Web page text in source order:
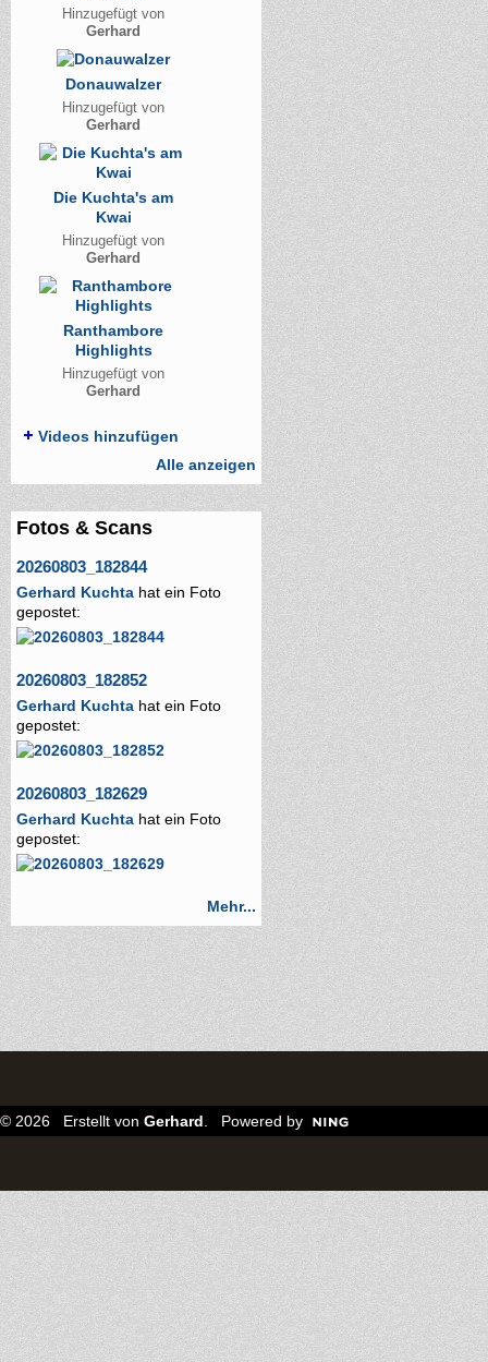
Hinzugefügt von
Gerhard
Donauwalzer
Hinzugefügt von
Gerhard
Die Kuchta's am
Kwai
Hinzugefügt von
Gerhard
Ranthambore
Highlights
Hinzugefügt von
Gerhard
Videos hinzufügen
Alle anzeigen
Fotos & Scans
20260803_182844
Gerhard Kuchta hat ein Foto
gepostet:
20260803_182852
Gerhard Kuchta hat ein Foto
gepostet:
20260803_182629
Gerhard Kuchta hat ein Foto
gepostet:
Mehr...
© 2026 Erstellt von Gerhard . Powered by